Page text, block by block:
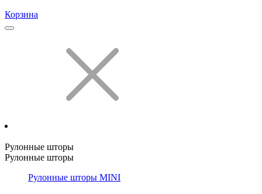
Корзина
Рулонные шторы
Рулонные шторы
Рулонные шторы MINI